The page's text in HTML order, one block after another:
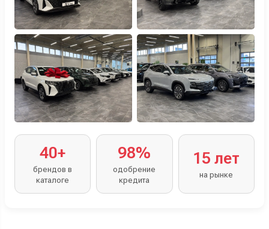
40+
брендов в
каталоге
98%
одобрение
кредита
15 лет
на рынке